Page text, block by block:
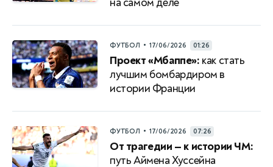
на самом деле
ФУТБОЛ • 17/06/2026 01:26
Проект «Мбаппе»: как стать
лучшим бомбардиром в
истории Франции
ФУТБОЛ • 17/06/2026 07:26
От трагедии — к истории ЧМ:
путь Аймена Хуссейна